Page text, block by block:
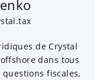
de Crystal
dans tous
fiscales,